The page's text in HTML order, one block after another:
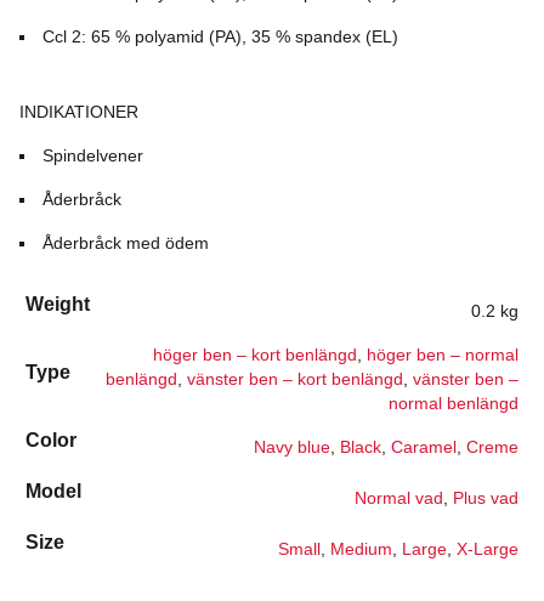
Ccl 2: 65 % polyamid (PA), 35 % spandex (EL)
INDIKATIONER
Spindelvener
Åderbråck
Åderbråck med ödem
Weight 0.2 kg
Type
höger ben – kort benlängd, höger ben – normal
benlängd, vänster ben – kort benlängd, vänster ben –
normal benlängd
Color Navy blue, Black, Caramel, Creme
Model Normal vad, Plus vad
Size Small, Medium, Large, X-Large